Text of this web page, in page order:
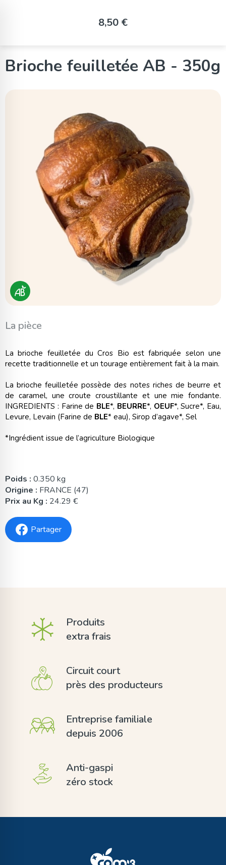
Brioche feuilletée AB - 350g
La pièce
8,50 €
La brioche feuilletée du Cros Bio est fabriquée selon une
recette traditionnelle et un tourage entièrement fait à la main.
La brioche feuilletée possède des notes riches de beurre et
de caramel, une croute croustillante et une mie fondante.
INGREDIENTS : Farine de BLE*, BEURRE*, OEUF*, Sucre*, Eau,
Levure, Levain (Farine de BLE* eau), Sirop d’agave*, Sel
*Ingrédient issue de l’agriculture Biologique
Poids : 0.350 kg
Origine : FRANCE (47)
Prix au Kg : 24.29 €
Partager
Produits
extra frais
Circuit court
près des producteurs
Entreprise familiale
depuis 2006
Anti-gaspi
zéro stock